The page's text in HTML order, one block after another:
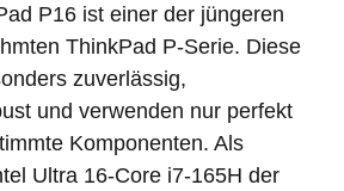
P16 ist einer der jüngeren
ThinkPad P-Serie. Diese
zuverlässig,
und verwenden nur perfekt
Komponenten. Als
Ultra 16-Core i7-165H der